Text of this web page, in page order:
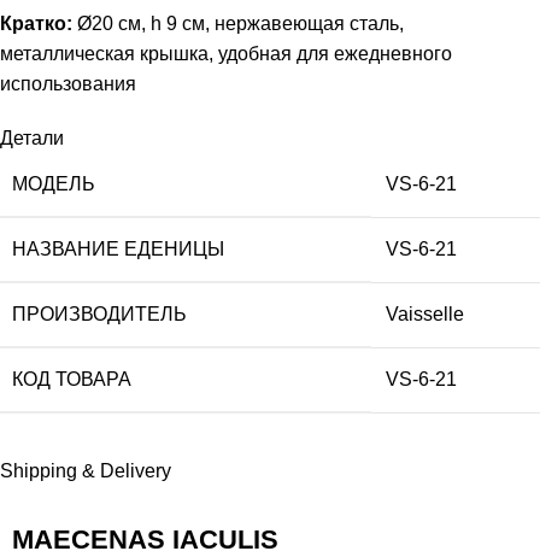
Кратко: Ø20 см, h 9 см, нержавеющая сталь,
металлическая крышка, удобная для ежедневного
использования
Детали
МОДЕЛЬ VS-6-21
НАЗВАНИЕ ЕДЕНИЦЫ VS-6-21
ПРОИЗВОДИТЕЛЬ Vaisselle
КОД ТОВАРА VS-6-21
Shipping & Delivery
MAECENAS IACULIS